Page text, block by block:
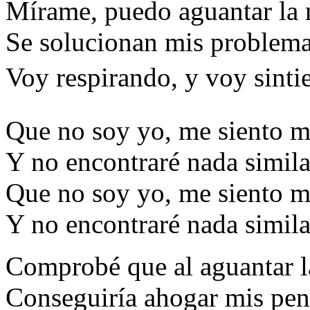
Mírame, puedo aguantar la
Se solucionan mis
Voy respirando, y voy
Que no soy yo, me siento
Y no encontraré nada
Que no soy yo, me siento
Y no encontraré nada
Comprobé que al aguantar
Conseguiría ahogar mis